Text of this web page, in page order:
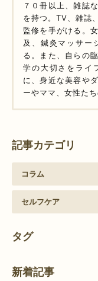
７０冊以上、雑誌
を持つ。TV、雑誌
監修を手がける。
及、鍼灸マッサー
る。また、自らの
学の大切さをライ
に、身近な美容や
ーやママ、女性た
記事カテゴリ
コラム
セルフケア
タグ
新着記事